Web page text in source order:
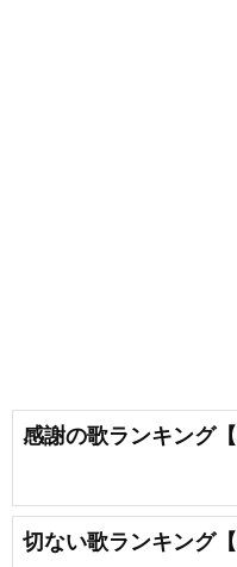
感謝の歌ランキング【
切ない歌ランキング【